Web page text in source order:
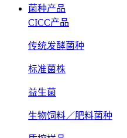
菌种产品
CICC产品
传统发酵菌种
标准菌株
益生菌
生物饲料／肥料菌种